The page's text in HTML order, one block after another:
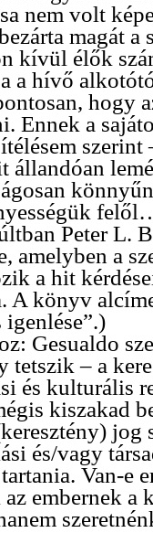
nem volt
magát a
kívül élők
a hívő
hogy
Ennek a
állandóan
Peter L.
amelyben a
a hit
A könyv
Gesualdo
tetszik – a
és kulturális
kiszakad
jog
és/vagy
Van-e
embernek a